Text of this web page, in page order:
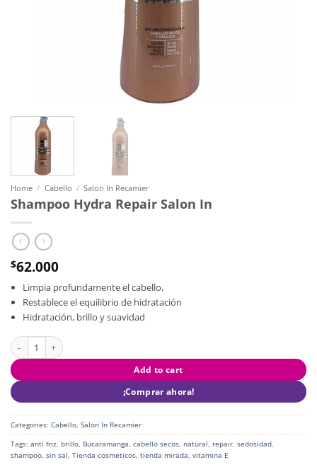
Home / Cabello / Salon In Recamier
Shampoo Hydra Repair Salon In
$62.000
Limpia profundamente el cabello,
Restablece el equilibrio de hidratación
Hidratación, brillo y suavidad
Shampoo Hydra Repair Salon In quantity
Add to cart
¡Comprar ahora!
Categories: Cabello Salon In Recamier
Tags: anti friz brillo Bucaramanga cabello secos natural repair sedosidad
shampoo sin sal Tienda cosmeticos tienda mirada vitamina E